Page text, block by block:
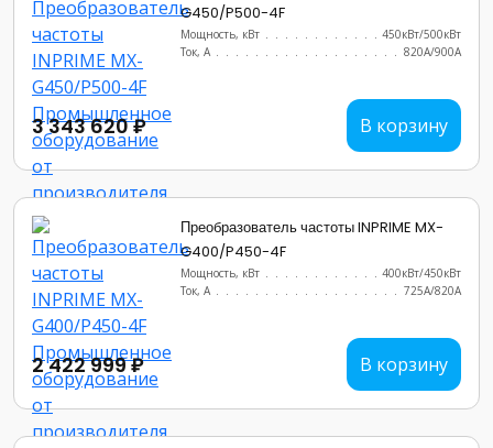
G450/P500-4F
Мощность, кВт
450кВт/500кВт
Ток, А
820A/900A
3 343 620 ₽ В корзину
Преобразователь частоты INPRIME MX-
G400/P450-4F
Мощность, кВт
400кВт/450кВт
Ток, А
725А/820А
2 422 999 ₽ В корзину